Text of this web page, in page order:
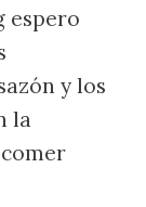
espero
y los
la